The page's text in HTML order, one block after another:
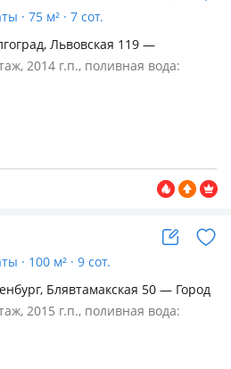
· 75 м² · 7 сот.
Львовская 119 —
район, на берегу
2014 г.п., поливная вода:
троллейбуса 5 минут, до
скоростного трамвая 10
· 100 м² · 9 сот.
Блявтамакская 50 — Город
2015 г.п., поливная вода: